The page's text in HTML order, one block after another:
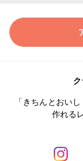
「きちんとおい
作れる